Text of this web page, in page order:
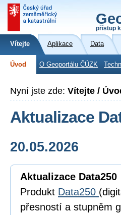
přístup
Vítejte Aplikace Data
Úvod O Geoportálu ČÚZK
Nyní jste zde: Vítejte /
Aktualizace
20.05.2026
Aktualizace Data250
Produkt Data250
přesností a stupněm